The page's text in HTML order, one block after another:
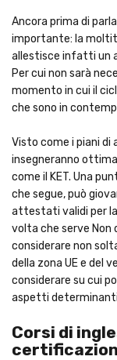
Ancora prima di
importante: la
allestisce infatti un
Per cui non sarà
momento in cui il
che sono in
Visto come i piani di
insegneranno
come il KET. Una
che segue, può
attestati validi per
volta che serve Non
considerare non
della zona UE e del
considerare su cui
aspetti
Corsi di